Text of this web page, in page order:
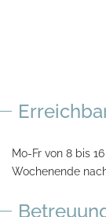
Mo-Fr von 8 bis
Wochenende